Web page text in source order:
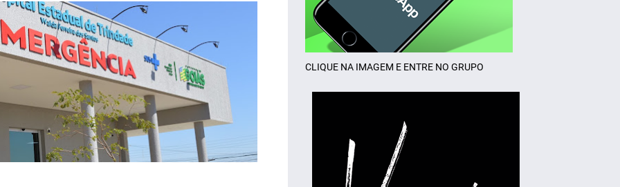
CLIQUE NA IMAGEM E ENTRE NO GRUPO